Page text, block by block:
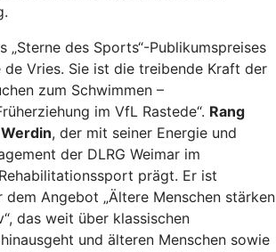
„Sterne des Sports“-Publikumspreises
Vries. Sie ist die treibende Kraft der
zum Schwimmen –
im VfL Rastede“. Rang
, der mit seiner Energie und
der DLRG Weimar im
prägt. Er ist
dem Angebot „Ältere Menschen stärken
das weit über klassischen
und älteren Menschen sowie